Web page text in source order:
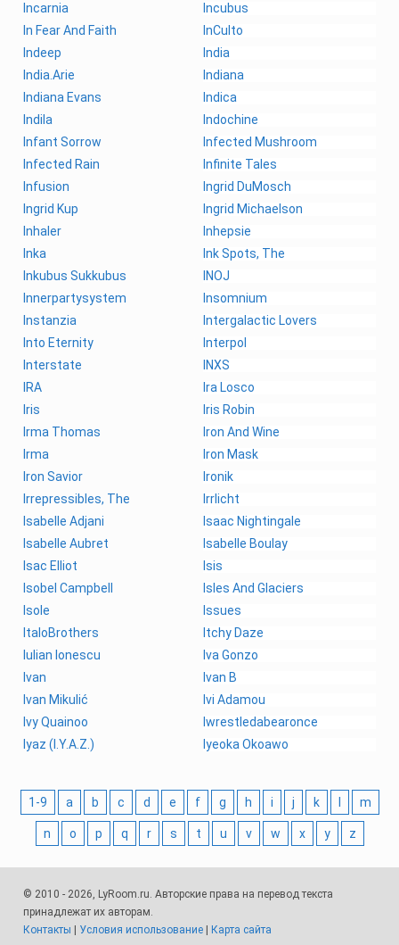
Incarnia
Incubus
In Fear And Faith
InCulto
Indeep
India
India.Arie
Indiana
Indiana Evans
Indica
Indila
Indochine
Infant Sorrow
Infected Mushroom
Infected Rain
Infinite Tales
Infusion
Ingrid DuMosch
Ingrid Kup
Ingrid Michaelson
Inhaler
Inhepsie
Inka
Ink Spots, The
Inkubus Sukkubus
INOJ
Innerpartysystem
Insomnium
Instanzia
Intergalactic Lovers
Into Eternity
Interpol
Interstate
INXS
IRA
Ira Losco
Iris
Iris Robin
Irma Thomas
Iron And Wine
Irma
Iron Mask
Iron Savior
Ironik
Irrepressibles, The
Irrlicht
Isabelle Adjani
Isaac Nightingale
Isabelle Aubret
Isabelle Boulay
Isac Elliot
Isis
Isobel Campbell
Isles And Glaciers
Isole
Issues
ItaloBrothers
Itchy Daze
Iulian Ionescu
Iva Gonzo
Ivan
Ivan B
Ivan Mikulić
Ivi Adamou
Ivy Quainoo
Iwrestledabearonce
Iyaz (I.Y.A.Z.)
Iyeoka Okoawo
1-9 a b c d e f g h i j k m
n o p q r s t u v w x y z
© 2010 - 2026, LyRoom.ru. Авторские права на перевод текста
принадлежат их авторам.
Контакты
Условия использование Карта сайта